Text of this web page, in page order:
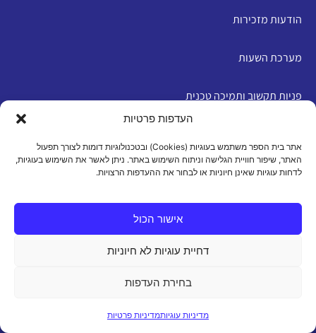
העדפות פרטיות
אתר בית הספר משתמש בעוגיות (Cookies) ובטכנולוגיות דומות לצורך תפעול
האתר, שיפור חוויית הגלישה וניתוח השימוש באתר. ניתן לאשר את השימוש בעוגיות,
לדחות עוגיות שאינן חיוניות או לבחור את ההעדפות הרצויות.
אישור הכול
דחיית עוגיות לא חיוניות
בחירת העדפות
מדיניות עוגיותמדיניות פרטיות
הודעות מזכירות
מערכת השעות
פניות תקשוב ותמיכה טכנית
מדיניות פרטיות|תנאי שימוש|הצהרת נגישות|מדיניות
עוגיות